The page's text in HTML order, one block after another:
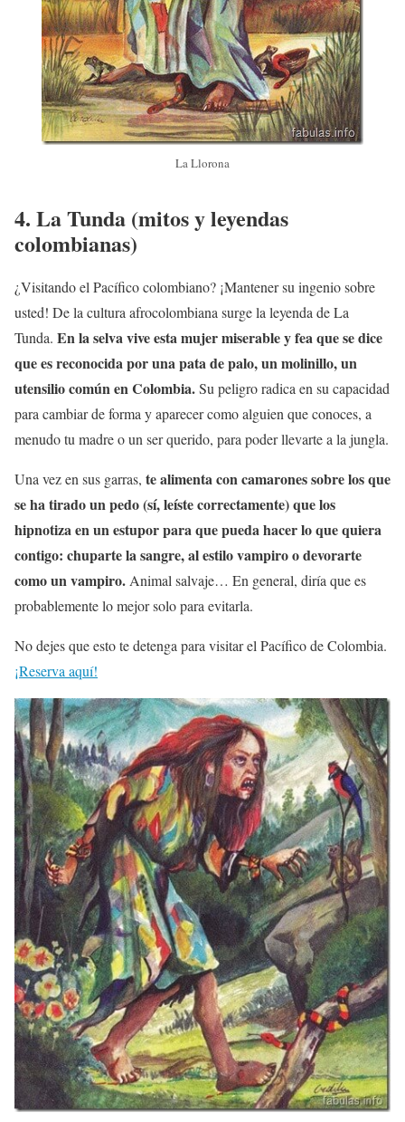
La Llorona
4. La Tunda (mitos y leyendas
colombianas)
¿Visitando el Pacífico colombiano? ¡Mantener su ingenio sobre
usted! De la cultura afrocolombiana surge la leyenda de La
Tunda. En la selva vive esta mujer miserable y fea que se dice
que es reconocida por una pata de palo, un molinillo, un
utensilio común en Colombia.Su peligro radica en su capacidad
para cambiar de forma y aparecer como alguien que conoces, a
menudo tu madre o un ser querido, para poder llevarte a la jungla.
Una vez en sus garras, te alimenta con camarones sobre los que
se ha tirado un pedo (sí, leíste correctamente) que los
hipnotiza en un estupor para que pueda hacer lo que quiera
contigo: chuparte la sangre, al estilo vampiro o devorarte
como un vampiro. Animal salvaje… En general, diría que es
probablemente lo mejor solo para evitarla.
No dejes que esto te detenga para visitar el Pacífico de Colombia.
¡Reserva aquí!